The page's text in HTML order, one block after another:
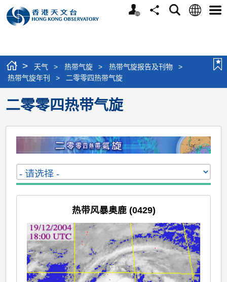
个
分
搜
语
选
> 天气 > 热带气旋 > 热带气旋报告及刊物
>
热带气旋年刊
> 二零零四热带气旋
二零零四热带气旋
热带风暴奥鹿 (0429)